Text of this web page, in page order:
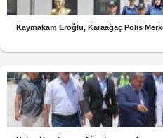
Kaymakam Eroğlu, Karaağaç Polis